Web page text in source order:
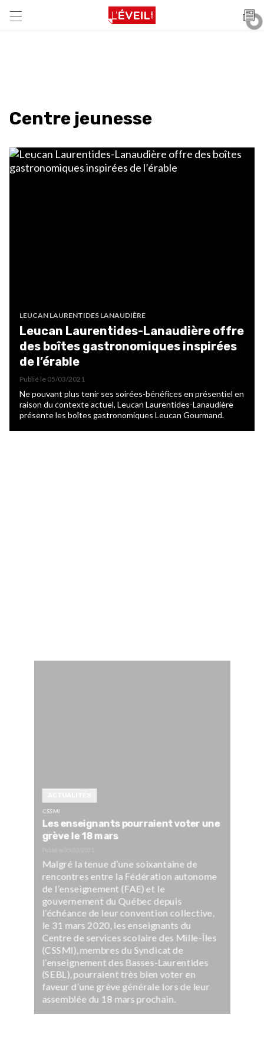
Centre jeunesse
LEUCAN LAURENTIDES LANAUDIÈRE
Leucan Laurentides-Lanaudière offre
des boîtes gastronomiques inspirées
de l’érable
Publié le 05/03/2021
Ne pouvant plus tenir ses soirées-bénéfices en présentiel en
raison du contexte actuel, Leucan Laurentides-Lanaudière
présente les boîtes gastronomiques Leucan Gourmand.
CSSMI
Les enseignants pourraient voter une
grève le 18 mars
Malgré la tenue d’une soixantaine de
rencontres entre la Fédération autonome
de l’enseignement (FAE) et le
gouvernement du Québec depuis
l’échéance de leur convention collective,
le 31 mars 2020, les enseignants du
Centre de services scolaire des Mille-Îles
(CSSMI), membres du Syndicat de
l’enseignement des Basses-Laurentides
(SEBL), pourraient très bien voter en
faveur d’une grève générale lors de leur
assemblée du 18 mars prochain.